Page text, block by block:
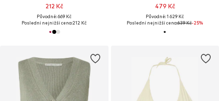
212 Kč
Původně: 669 Kč
Poslední nejnižší cena:212 Kč
479 Kč
Původně: 1 629 Kč
Poslední nejnižší cena:639 Kč-25%